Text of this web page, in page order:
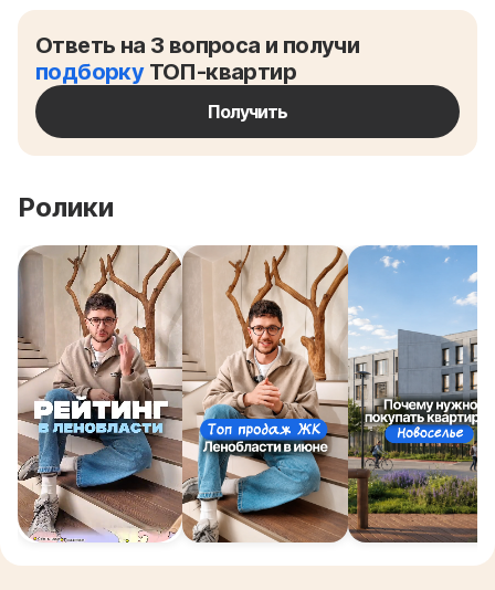
Ответь на 3 вопроса и получи
подборкуТОП-квартир
Получить
Ролики